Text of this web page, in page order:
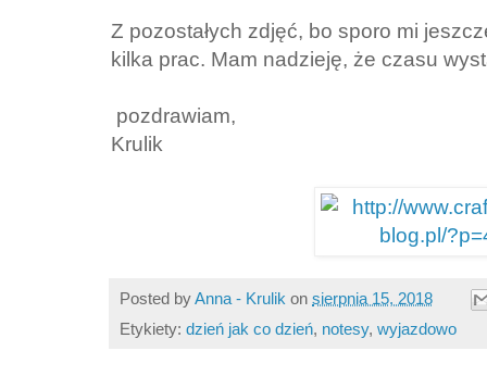
Z pozostałych zdjęć, bo sporo mi
kilka prac. Mam nadzieję, że czasu
pozdrawiam,
Krulik
Posted byAnna - Krulik on sierpnia 15, 2018
Etykiety: dzień jak co dzień, notesy, wyjazdowo